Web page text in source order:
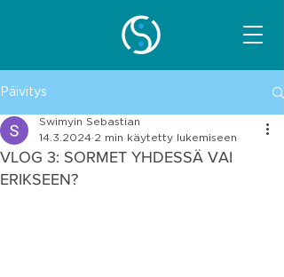
Päivitys
VLOG 3: SORMET YHDESSÄ VAI
ERIKSEEN?
Swimyin Sebastian
14.3.2024 2 min käytetty lukemiseen